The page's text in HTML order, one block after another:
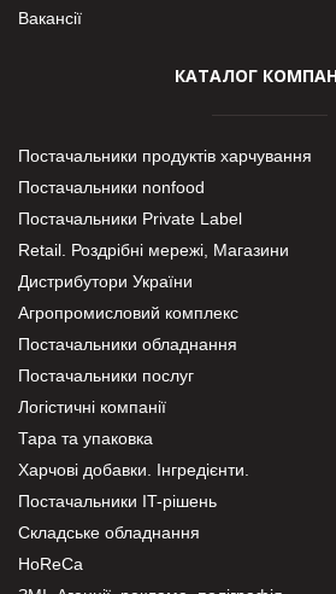
Вакансії
КАТАЛОГ
Постачальники продуктів харчування
Постачальники nonfood
Постачальники Private Label
Retail. Роздрібні мережі, Магазини
Дистрибутори України
Агропромисловий комплекс
Постачальники обладнання
Постачальники послуг
Логістичні компанії
Тара та упаковка
Харчові добавки. Інгредієнти.
Постачальники IT-рішень
Складське обладнання
HoReCa